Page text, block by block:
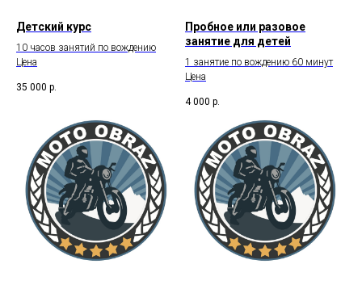
Детский курс
10 часов занятий по вождению
Цена
35 000 р.
Пробное или разовое
занятие для детей
1 занятие по вождению 60 минут
Цена
4 000 р.